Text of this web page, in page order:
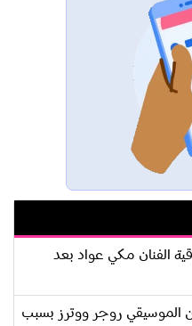
الفنان مكي عواد بعد
الموسيقي روجر ووترز بسبب